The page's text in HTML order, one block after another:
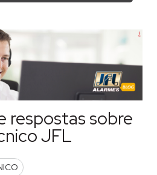
respostas sobre
JFL